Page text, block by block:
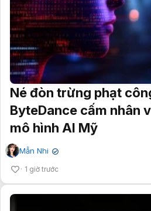
Né đòn trừng phạt
ByteDance cấm nhân
mô hình AI Mỹ
Mẫn Nhi ✔
1 giờ trước